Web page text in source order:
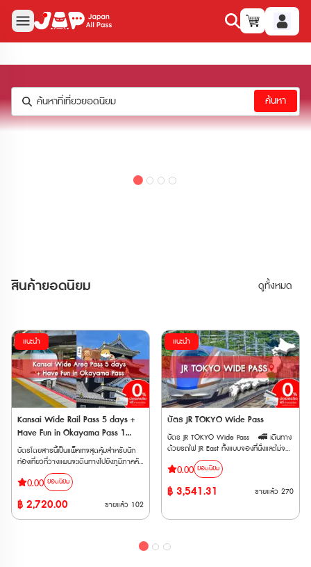
ค้นหาที่เที่ยวยอดนิยม ค้นหา
สินค้ายอดนิยม ดูทั้งหมด
แนะนำ
Kansai Wide Rail Pass 5 days +
Have Fun in Okayama Pass 1
week Free Pass
บัตรโดยสารนี้เป็นแพ็คเกจสุดคุ้มสำหรับนัก
ท่องเที่ยวที่วางแผนจะเดินทางไปยังภูมิภาคคัน
ไซและโอกายามะในประเทศญี่ปุ่น (ตั๋วสำหรับ
ผู้ใหญ่ อายุ 12 ปีขึ้นไป) โดยประกอบด้วย
Wide Area 5 Days : เป็นบัตรโดยสาร
รถไฟ JR ที่ให้คุณเดินทางได้อย่างอิสระในพื้นที่
0.00 ยอดนิยม
฿ 2,720.00 ขายแล้ว 102
แนะนำ
บัตร JR TOKYO Wide Pass
บัตร JR TOKYO Wide Pass 🚅 เดินทาง
ด้วยรถไฟ JR East ทั้งแบบจองที่นั่งและไม่จอง
ที่นั่ง ประเภท Local, Rapid, Limited
Express, Shinkansen ได้ไม่จำกัดเที่ยว
เอกชนหลายสาย เช่น Fujikyu Railway, Izu
Kinugawa และ SPACIA Kinugawa ตั๋ว
0.00 ยอดนิยม
฿ 3,541.31 ขายแล้ว 270